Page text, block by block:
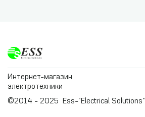
Интернет-магазин
электротехники
©2014 - 2025 Ess-"Electrical Solutions"